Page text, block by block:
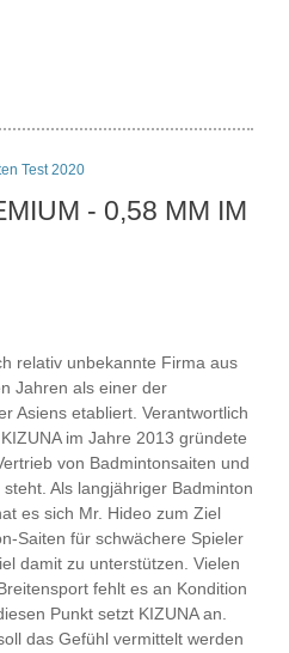
Test 2020
- 0,58 MM IM
relativ unbekannte Firma aus
Jahren als einer der
Asiens etabliert. Verantwortlich
im Jahre 2013 gründete
von Badmintonsaiten und
Als langjähriger Badminton
es sich Mr. Hideo zum Ziel
Saiten für schwächere Spieler
damit zu unterstützen. Vielen
fehlt es an Kondition
Punkt setzt KIZUNA an.
das Gefühl vermittelt werden